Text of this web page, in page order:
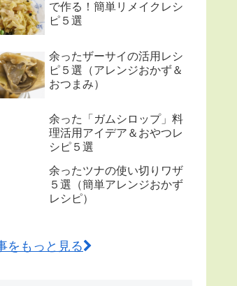
で作る！簡単リメイクレシ
ピ５選
余ったザーサイの活用レシ
ピ５選（アレンジおかず＆
おつまみ）
余った「ガムシロップ」料
理活用アイデア＆おやつレ
シピ５選
余ったツナの使い切りワザ
５選（簡単アレンジおかず
レシピ）
をもっと見る